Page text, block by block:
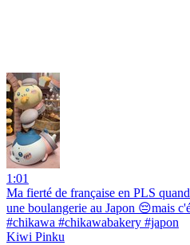
1:01
Ma fierté de française en PLS
une boulangerie au Japon 😔mais
#chikawa #chikawabakery #japon
Kiwi Pinku